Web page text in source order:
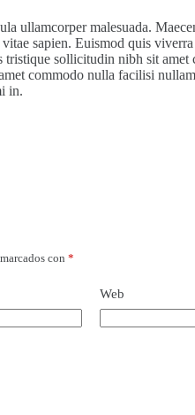
ullamcorper malesuada.
sapien. Euismod quis
sollicitudin nibh sit
commodo nulla facilisi
in.
con *
Web